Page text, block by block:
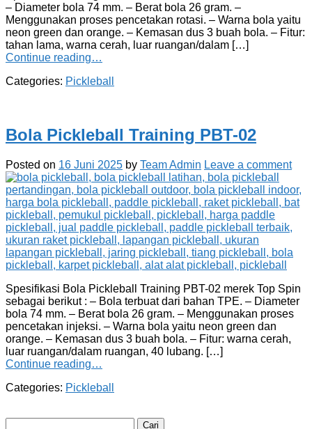
– Diameter bola 74 mm. – Berat bola 26 gram. –
Menggunakan proses pencetakan rotasi. – Warna bola yaitu
neon green dan orange. – Kemasan dus 3 buah bola. – Fitur:
tahan lama, warna cerah, luar ruangan/dalam […]
Continue reading…
Categories: Pickleball
Bola Pickleball Training PBT-02
Posted on 16 Juni 2025 by Team Admin Leave a comment
Spesifikasi Bola Pickleball Training PBT-02 merek Top Spin
sebagai berikut : – Bola terbuat dari bahan TPE. – Diameter
bola 74 mm. – Berat bola 26 gram. – Menggunakan proses
pencetakan injeksi. – Warna bola yaitu neon green dan
orange. – Kemasan dus 3 buah bola. – Fitur: warna cerah,
luar ruangan/dalam ruangan, 40 lubang. […]
Continue reading…
Categories: Pickleball